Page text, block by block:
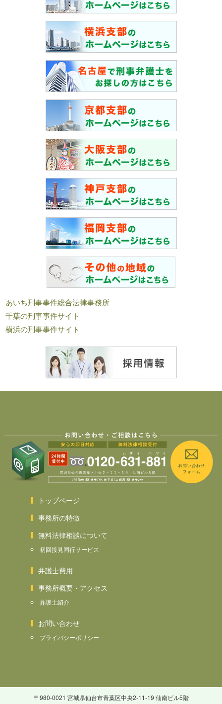
あいち刑事事件総合法律事務所
千葉の刑事事件サイト
横浜の刑事事件サイト
トップページ
事務所の特徴
無料法律相談について
初回接見同行サービス
弁護士費用
事務所概要・アクセス
弁護士紹介
お問い合わせ
プライバシーポリシー
〒980-0021 宮城県仙台市青葉区中央2-11-19 仙南ビル5階